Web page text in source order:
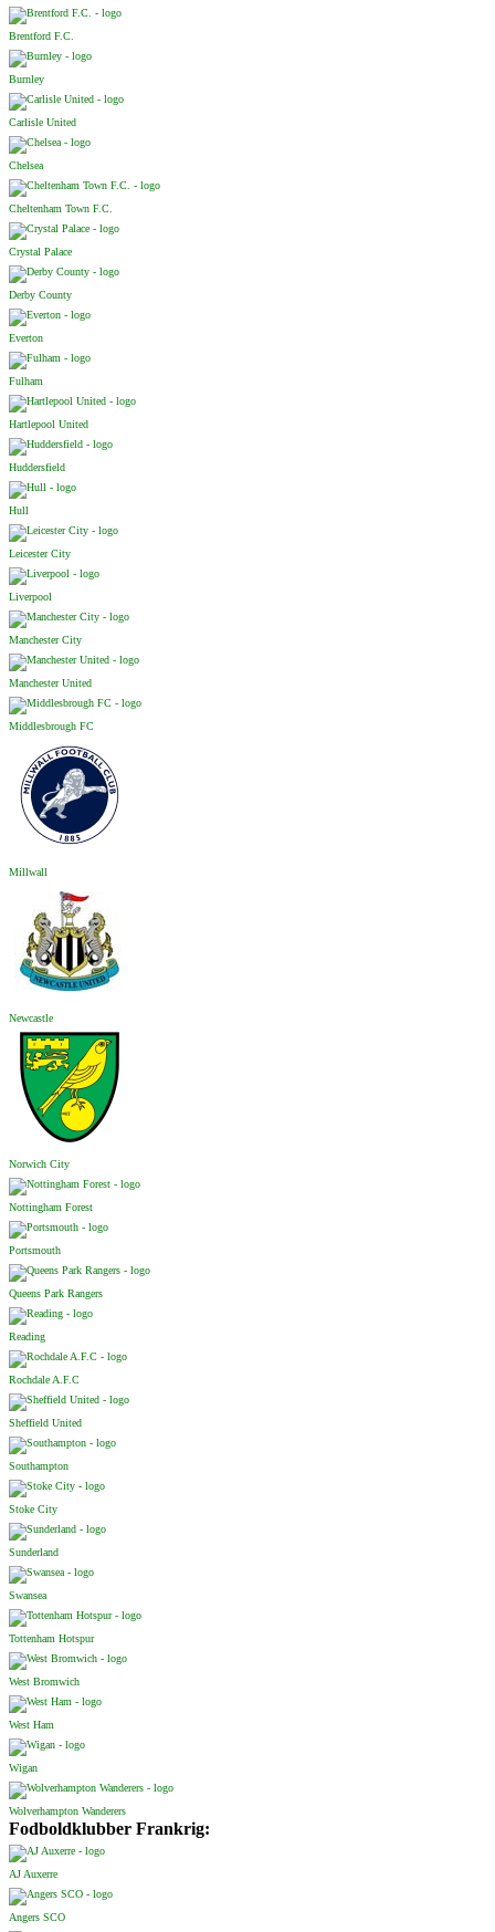
Brentford F.C.
Burnley
Carlisle United
Chelsea
Cheltenham Town F.C.
Crystal Palace
Derby County
Everton
Fulham
Hartlepool United
Huddersfield
Hull
Leicester City
Liverpool
Manchester City
Manchester United
Middlesbrough FC
Millwall
Newcastle
Norwich City
Nottingham Forest
Portsmouth
Queens Park Rangers
Reading
Rochdale A.F.C
Sheffield United
Southampton
Stoke City
Sunderland
Swansea
Tottenham Hotspur
West Bromwich
West Ham
Wigan
Wolverhampton Wanderers
Fodboldklubber Frankrig:
AJ Auxerre
Angers SCO